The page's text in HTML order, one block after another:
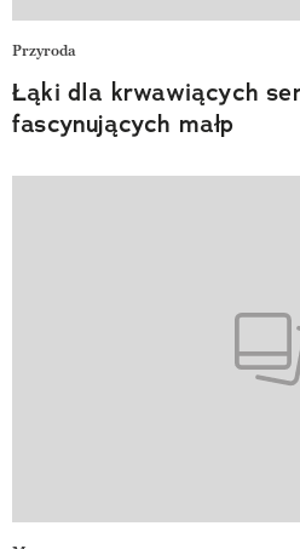
Przyroda
Łąki dla krwawiących
fascynujących małp